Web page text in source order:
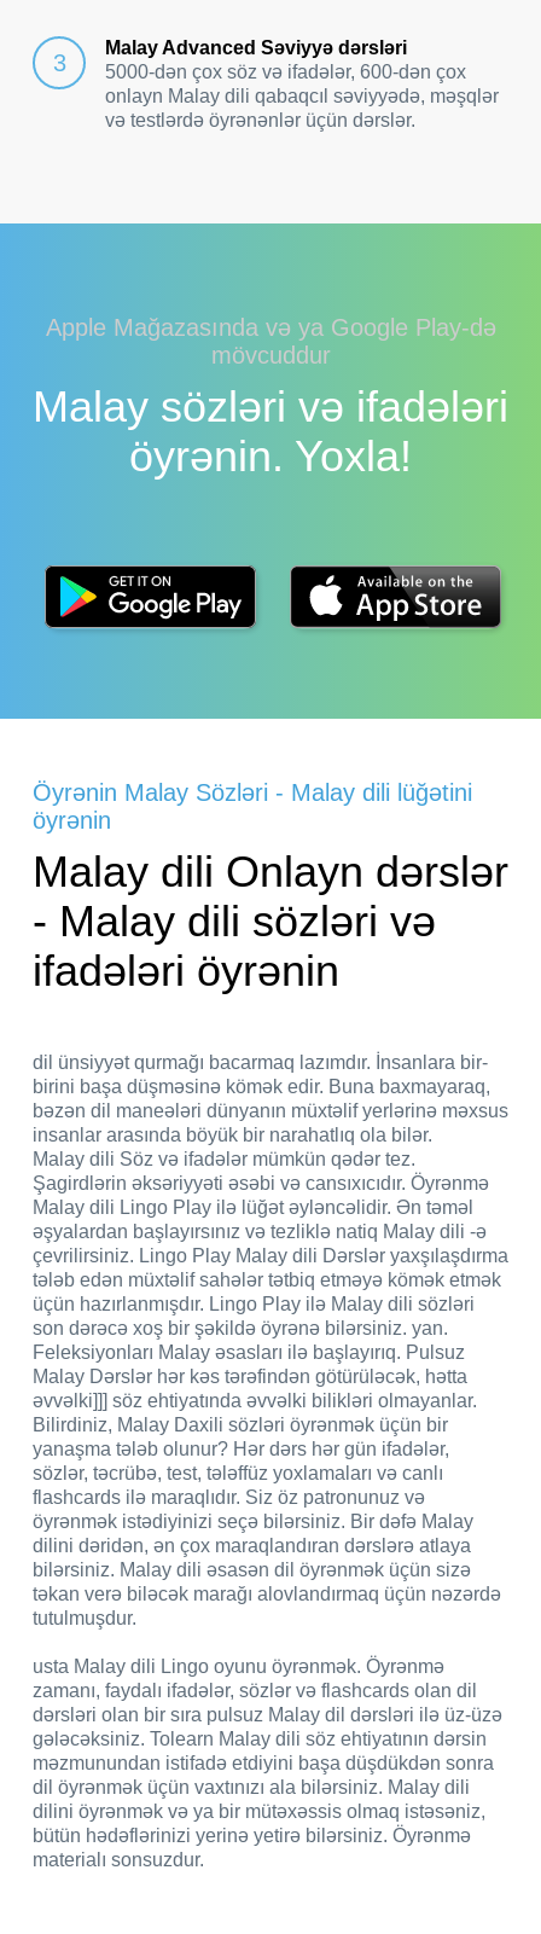
Malay Advanced Səviyyə dərsləri
5000-dən çox söz və ifadələr, 600-dən çox
onlayn Malay dili qabaqcıl səviyyədə, məşqlər
və testlərdə öyrənənlər üçün dərslər.
Apple Mağazasında və ya Google Play-də
mövcuddur
Malay sözləri və ifadələri
öyrənin. Yoxla!
Öyrənin Malay Sözləri - Malay dili lüğətini
öyrənin
Malay dili Onlayn dərslər
- Malay dili sözləri və
ifadələri öyrənin
dil ünsiyyət qurmağı bacarmaq lazımdır. İnsanlara bir-
birini başa düşməsinə kömək edir. Buna baxmayaraq,
bəzən dil maneələri dünyanın müxtəlif yerlərinə məxsus
insanlar arasında böyük bir narahatlıq ola bilər.
Malay dili Söz və ifadələr mümkün qədər tez.
Şagirdlərin əksəriyyəti əsəbi və cansıxıcıdır. Öyrənmə
Malay dili Lingo Play ilə lüğət əyləncəlidir. Ən təməl
əşyalardan başlayırsınız və tezliklə natiq Malay dili -ə
çevrilirsiniz. Lingo Play Malay dili Dərslər yaxşılaşdırma
tələb edən müxtəlif sahələr tətbiq etməyə kömək etmək
üçün hazırlanmışdır. Lingo Play ilə Malay dili sözləri
son dərəcə xoş bir şəkildə öyrənə bilərsiniz. yan.
Feleksiyonları Malay əsasları ilə başlayırıq. Pulsuz
Malay Dərslər hər kəs tərəfindən götürüləcək, hətta
əvvəlki]]] söz ehtiyatında əvvəlki bilikləri olmayanlar.
Bilirdiniz, Malay Daxili sözləri öyrənmək üçün bir
yanaşma tələb olunur? Hər dərs hər gün ifadələr,
sözlər, təcrübə, test, tələffüz yoxlamaları və canlı
flashcards ilə maraqlıdır. Siz öz patronunuz və
öyrənmək istədiyinizi seçə bilərsiniz. Bir dəfə Malay
dilini dəridən, ən çox maraqlandıran dərslərə atlaya
bilərsiniz. Malay dili əsasən dil öyrənmək üçün sizə
təkan verə biləcək marağı alovlandırmaq üçün nəzərdə
tutulmuşdur.
usta Malay dili Lingo oyunu öyrənmək. Öyrənmə
zamanı, faydalı ifadələr, sözlər və flashcards olan dil
dərsləri olan bir sıra pulsuz Malay dil dərsləri ilə üz-üzə
gələcəksiniz. Tolearn Malay dili söz ehtiyatının dərsin
məzmunundan istifadə etdiyini başa düşdükdən sonra
dil öyrənmək üçün vaxtınızı ala bilərsiniz. Malay dili
dilini öyrənmək və ya bir mütəxəssis olmaq istəsəniz,
bütün hədəflərinizi yerinə yetirə bilərsiniz. Öyrənmə
materialı sonsuzdur.